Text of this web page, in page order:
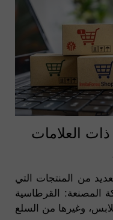
العلامات
من المنتجات التي
المصنعة: القرطاسية